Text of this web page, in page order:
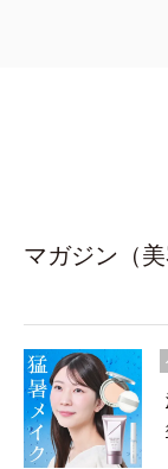
マガジン（